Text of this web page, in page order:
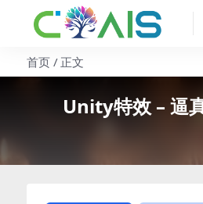
首页 正文
Unity特效 – 逼